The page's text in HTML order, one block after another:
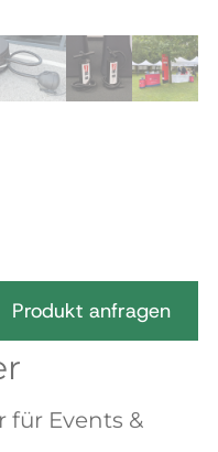
Produkt anfragen
für Events &